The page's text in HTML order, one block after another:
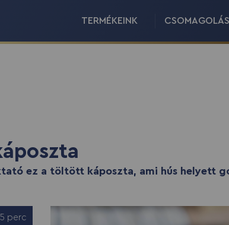
TERMÉKEINK
ez a töltött káposzta, ami hús helyett
perc